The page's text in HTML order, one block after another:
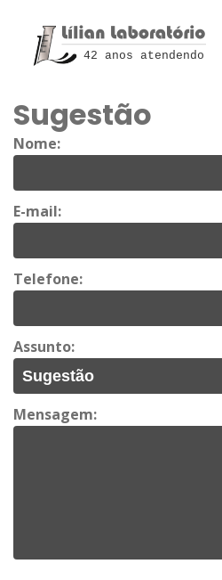
42 anos atendendo
Sugestão
Nome:
E-mail:
Telefone:
Assunto:
Mensagem: